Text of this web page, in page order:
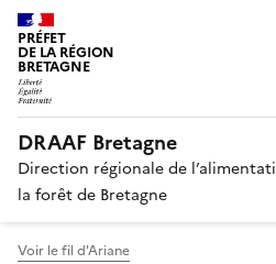
PRÉFET
DE LA RÉGION
BRETAGNE
DRAAF Bretagne
Direction régionale de
la forêt de Bretagne
Voir le fil d'Ariane